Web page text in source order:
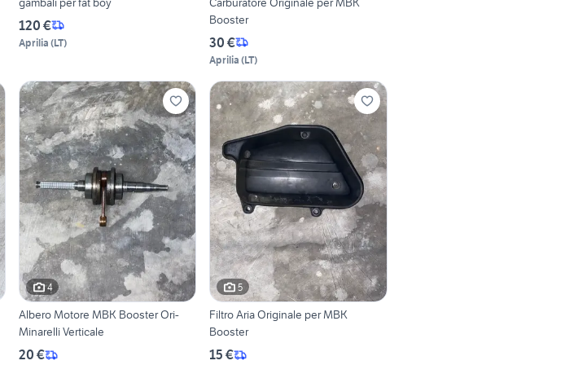
120 €
Aprilia (LT)
Booster
30 €
Aprilia (LT)
4
Albero Motore MBK Booster Ori-
Minarelli Verticale
20 €
5
Filtro Aria Originale per MBK
Booster
15 €